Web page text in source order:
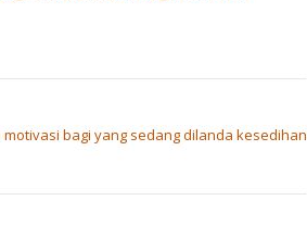
motivasi bagi yang sedang dilanda kesedihan